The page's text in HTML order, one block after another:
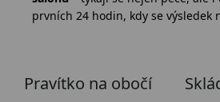
prvních 24 hodin, kdy se výsledek